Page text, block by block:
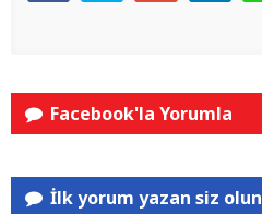
Facebook'la Yorumla
İlk yorum yazan siz olun